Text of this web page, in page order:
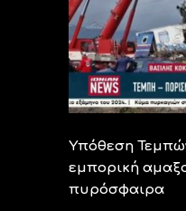
Υπόθεση
εμπορική
πυρόσφαιρα